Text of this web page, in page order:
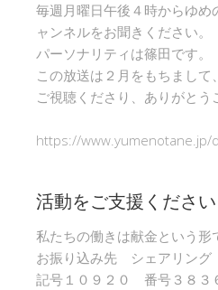
毎週月曜日午後４時からゆめ
ャンネルをお聞きください。
パーソナリティは篠田です。
この放送は２月をもちまして
ご視聴くださり、ありがとう
https://www.yumenotane.jp/
活動をご支援ください
私たちの働きは献金という形
お振り込み先 シェアリン
記号１０９２０ 番号３８３